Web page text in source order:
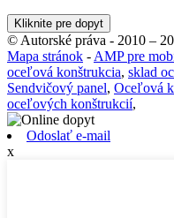
Kliknite pre dopyt
© Autorské práva - 2010 –
Mapa stránok - AMP pre
oceľová konštrukcia, sklad
Sendvičový panel, Oceľová
oceľových konštrukcií,
Odoslať e-mail
x